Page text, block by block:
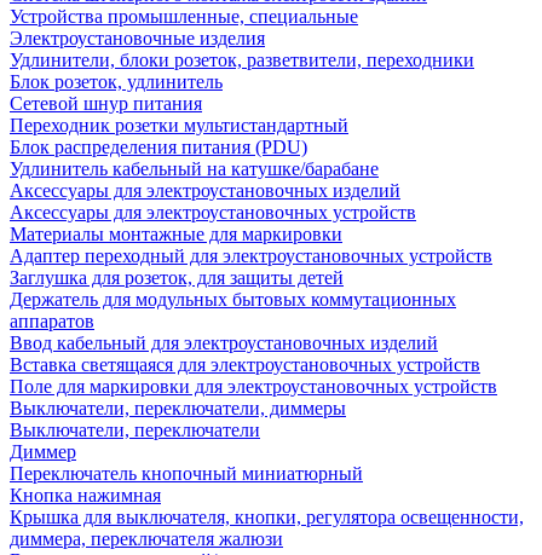
Устройства промышленные, специальные
Электроустановочные изделия
Удлинители, блоки розеток, разветвители, переходники
Блок розеток, удлинитель
Сетевой шнур питания
Переходник розетки мультистандартный
Блок распределения питания (PDU)
Удлинитель кабельный на катушке/барабане
Аксессуары для электроустановочных изделий
Аксессуары для электроустановочных устройств
Материалы монтажные для маркировки
Адаптер переходный для электроустановочных устройств
Заглушка для розеток, для защиты детей
Держатель для модульных бытовых коммутационных
аппаратов
Ввод кабельный для электроустановочных изделий
Вставка светящаяся для электроустановочных устройств
Поле для маркировки для электроустановочных устройств
Выключатели, переключатели, диммеры
Выключатели, переключатели
Диммер
Переключатель кнопочный миниатюрный
Кнопка нажимная
Крышка для выключателя, кнопки, регулятора освещенности,
диммера, переключателя жалюзи